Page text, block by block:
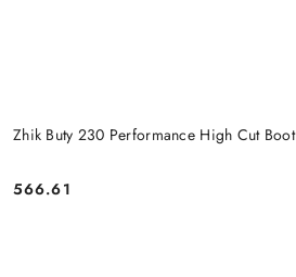
Zhik Buty 230 Performance High Cut Boot
Cena:
566.61